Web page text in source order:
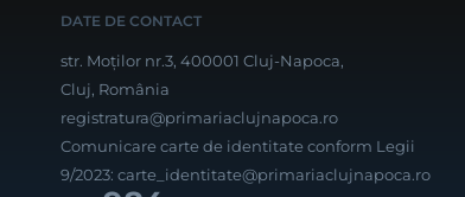
DATE DE CONTACT
str. Moților nr.3, 400001 Cluj-Napoca,
Cluj, România
registratura@primariaclujnapoca.ro
Comunicare carte de identitate conform Legii
9/2023: carte_identitate@primariaclujnapoca.ro